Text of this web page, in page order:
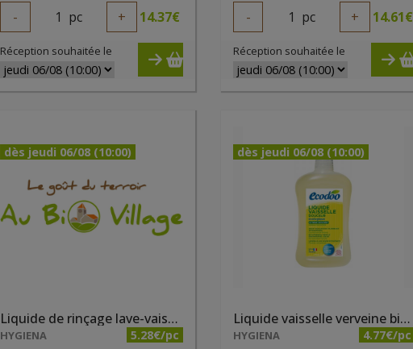
- 1 pc + 14.37€
Réception souhaitée le
- 1 pc + 14.61€
Réception souhaitée le
dès jeudi 06/08 (10:00)
Liquide de rinçage lave-vaiselle 500 ml Ecodoo
HYGIENA 5.28€/pc
dès jeudi 06/08 (10:00)
Liquide vaisselle verveine bio 1l Ecodoo
HYGIENA 4.77€/pc